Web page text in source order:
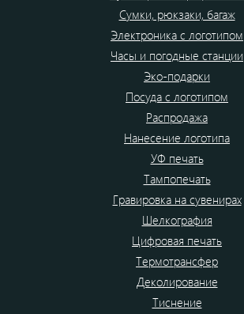
Сумки, рюкзаки, багаж
Электроника с логотипом
Часы и погодные станции
Эко-подарки
Посуда с логотипом
Распродажа
Нанесение логотипа
УФ печать
Тампопечать
Гравировка на сувенирах
Шелкография
Цифровая печать
Термотрансфер
Деколирование
Тиснение